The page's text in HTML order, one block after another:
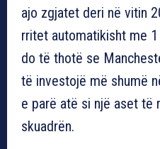
ajo zgjatet deri në vitin
rritet automatikisht me
do të thotë se
të investojë më shumë
e parë atë si një aset të
skuadrën.